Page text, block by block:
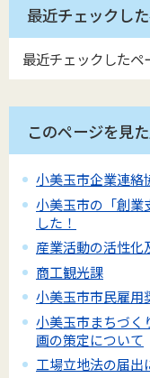
最近チェックし
最近チェックしたペ
このページを見
小美玉市企業連絡
小美玉市の「創業
した！
産業活動の活性化
商工観光課
小美玉市市民雇用
小美玉市まちづ
画の策定について
工場立地法の届出